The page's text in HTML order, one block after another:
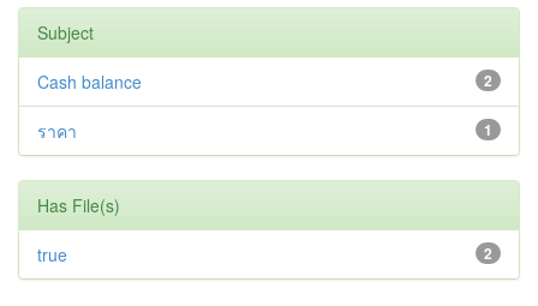
Subject
2
Cash balance
1
ราคา
Has File(s)
2
true